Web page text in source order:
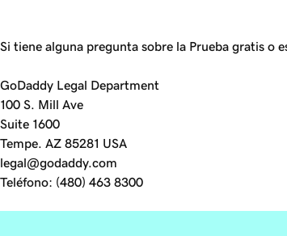
Si tiene alguna pregunta sobre la Prueba gratis o
GoDaddy Legal Department
100 S. Mill Ave
Suite 1600
Tempe. AZ 85281 USA
legal@godaddy.com
Teléfono: (480) 463 8300